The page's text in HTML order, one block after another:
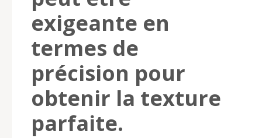
exigeante en
termes de
précision pour
obtenir la texture
parfaite.